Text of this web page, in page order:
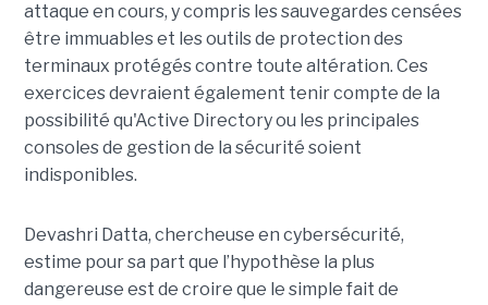
attaque en cours, y compris les sauvegardes censées
être immuables et les outils de protection des
terminaux protégés contre toute altération. Ces
exercices devraient également tenir compte de la
possibilité qu'Active Directory ou les principales
consoles de gestion de la sécurité soient
indisponibles.
Devashri Datta, chercheuse en cybersécurité,
estime pour sa part que l’hypothèse la plus
dangereuse est de croire que le simple fait de